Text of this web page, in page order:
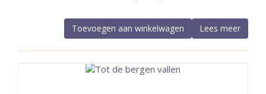
Lees meer
Toevoegen aan winkelwagen